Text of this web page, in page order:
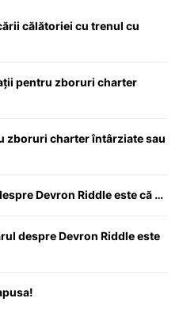
călătoriei cu trenul cu
pentru zboruri charter
zboruri charter întârziate sau
Devron Riddle este că …
despre Devron Riddle este